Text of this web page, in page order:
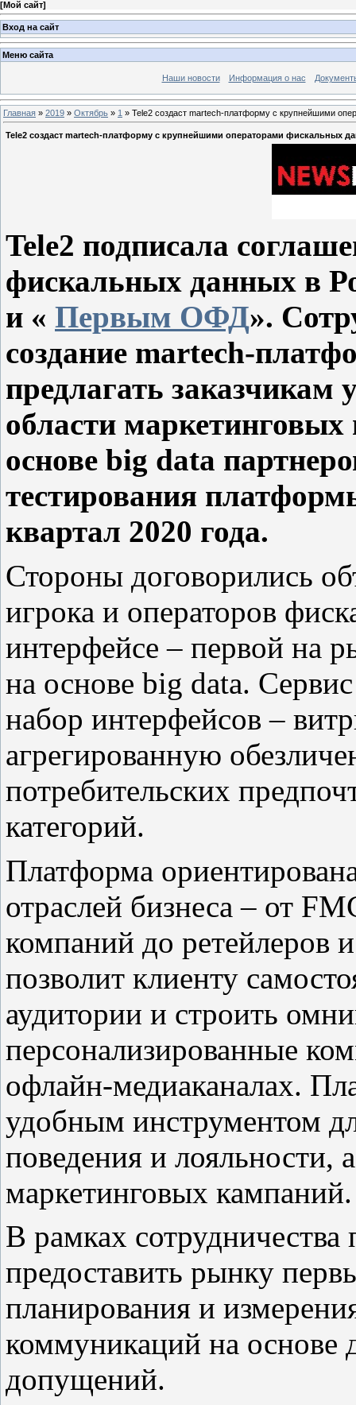
[Мой сайт]
Вход на сайт
Меню сайта
Наши новости Информация о нас
Главная » 2019 » Октябрь » 1 » Tele2 создаст martech-платформу с крупнейшими
Tele2 создаст martech-платформу с крупнейшими операторами фискальных
Tele2 подписала
фискальных данных в
и « Первым ОФД».
создание martech-
предлагать
области
основе big data
тестирования
квартал 2020 года.
Стороны договорились
игрока и операторов
интерфейсе – первой на
на основе big data.
набор интерфейсов –
агрегированную
потребительских
категорий.
Платформа
отраслей бизнеса – от
компаний до ретейлеров
позволит клиенту
аудитории и строить
персонализированные
офлайн-медиаканалах.
удобным инструментом
поведения и лояльности,
маркетинговых кампаний.
В рамках
предоставить рынку
планирования и
коммуникаций на основе
допущений.